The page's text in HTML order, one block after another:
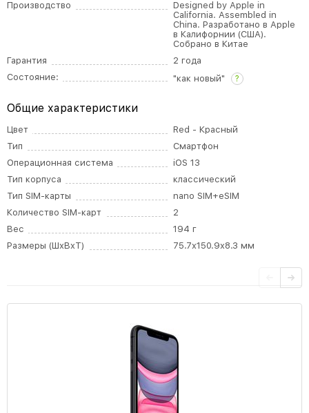
Производство
Designed by Apple in
California. Assembled in
China. Разработано в Apple
в Калифорнии (США).
Собрано в Китае
Гарантия
2 года
Состояние:
"как новый" ?
Общие характеристики
Цвет
Red - Красный
Тип
Смартфон
Операционная система
iOS 13
Тип корпуса
классический
Тип SIM-карты
nano SIM+eSIM
Количество SIM-карт
2
Вес
194 г
Размеры (ШxВxТ)
75.7x150.9x8.3 мм